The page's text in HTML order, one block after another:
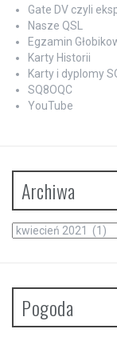
Gate DV czyli
Nasze QSL
Egzamin
Karty Historii
Karty i dyplomy
SQ8OQC
YouTube
Archiwa
Archiwa
Pogoda